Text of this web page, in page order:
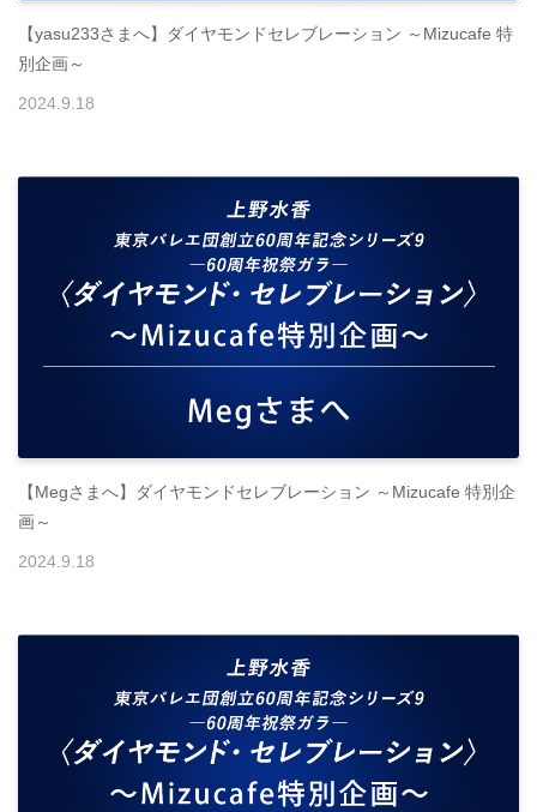
【yasu233さまへ】ダイヤモンドセレブレーション ～Mizucafe 特
別企画～
2024 9 18
【Megさまへ】ダイヤモンドセレブレーション ～Mizucafe 特別企
画～
2024.9.18